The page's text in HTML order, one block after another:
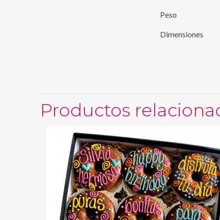
Peso
Dimensiones
Productos